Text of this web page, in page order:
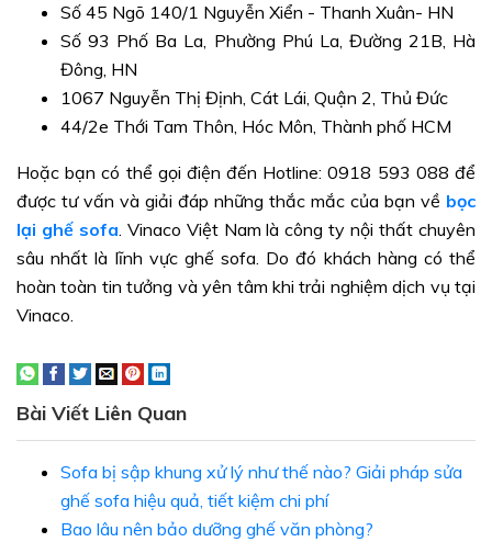
Số 45 Ngõ 140/1 Nguyễn Xiển - Thanh Xuân- HN
Số 93 Phố Ba La, Phường Phú La, Đường 21B, Hà
Đông, HN
1067 Nguyễn Thị Định, Cát Lái, Quận 2, Thủ Đức
44/2e Thới Tam Thôn, Hóc Môn, Thành phố HCM
Hoặc bạn có thể gọi điện đến Hotline: 0918 593 088 để
được tư vấn và giải đáp những thắc mắc của bạn về bọc
lại ghế sofa. Vinaco Việt Nam là công ty nội thất chuyên
sâu nhất là lĩnh vực ghế sofa. Do đó khách hàng có thể
hoàn toàn tin tưởng và yên tâm khi trải nghiệm dịch vụ tại
Vinaco.
Bài Viết Liên Quan
Sofa bị sập khung xử lý như thế nào? Giải pháp sửa
ghế sofa hiệu quả, tiết kiệm chi phí
Bao lâu nên bảo dưỡng ghế văn phòng?